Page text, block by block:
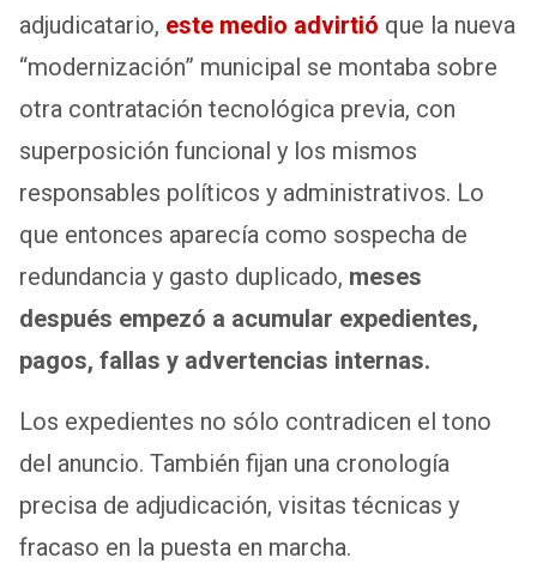
adjudicatario, este medio advirtió que la nueva
“modernización” municipal se montaba sobre
otra contratación tecnológica previa, con
superposición funcional y los mismos
responsables políticos y administrativos. Lo
que entonces aparecía como sospecha de
redundancia y gasto duplicado, meses
después empezó a acumular expedientes,
pagos, fallas y advertencias internas.
Los expedientes no sólo contradicen el tono
del anuncio. También fijan una cronología
precisa de adjudicación, visitas técnicas y
fracaso en la puesta en marcha.